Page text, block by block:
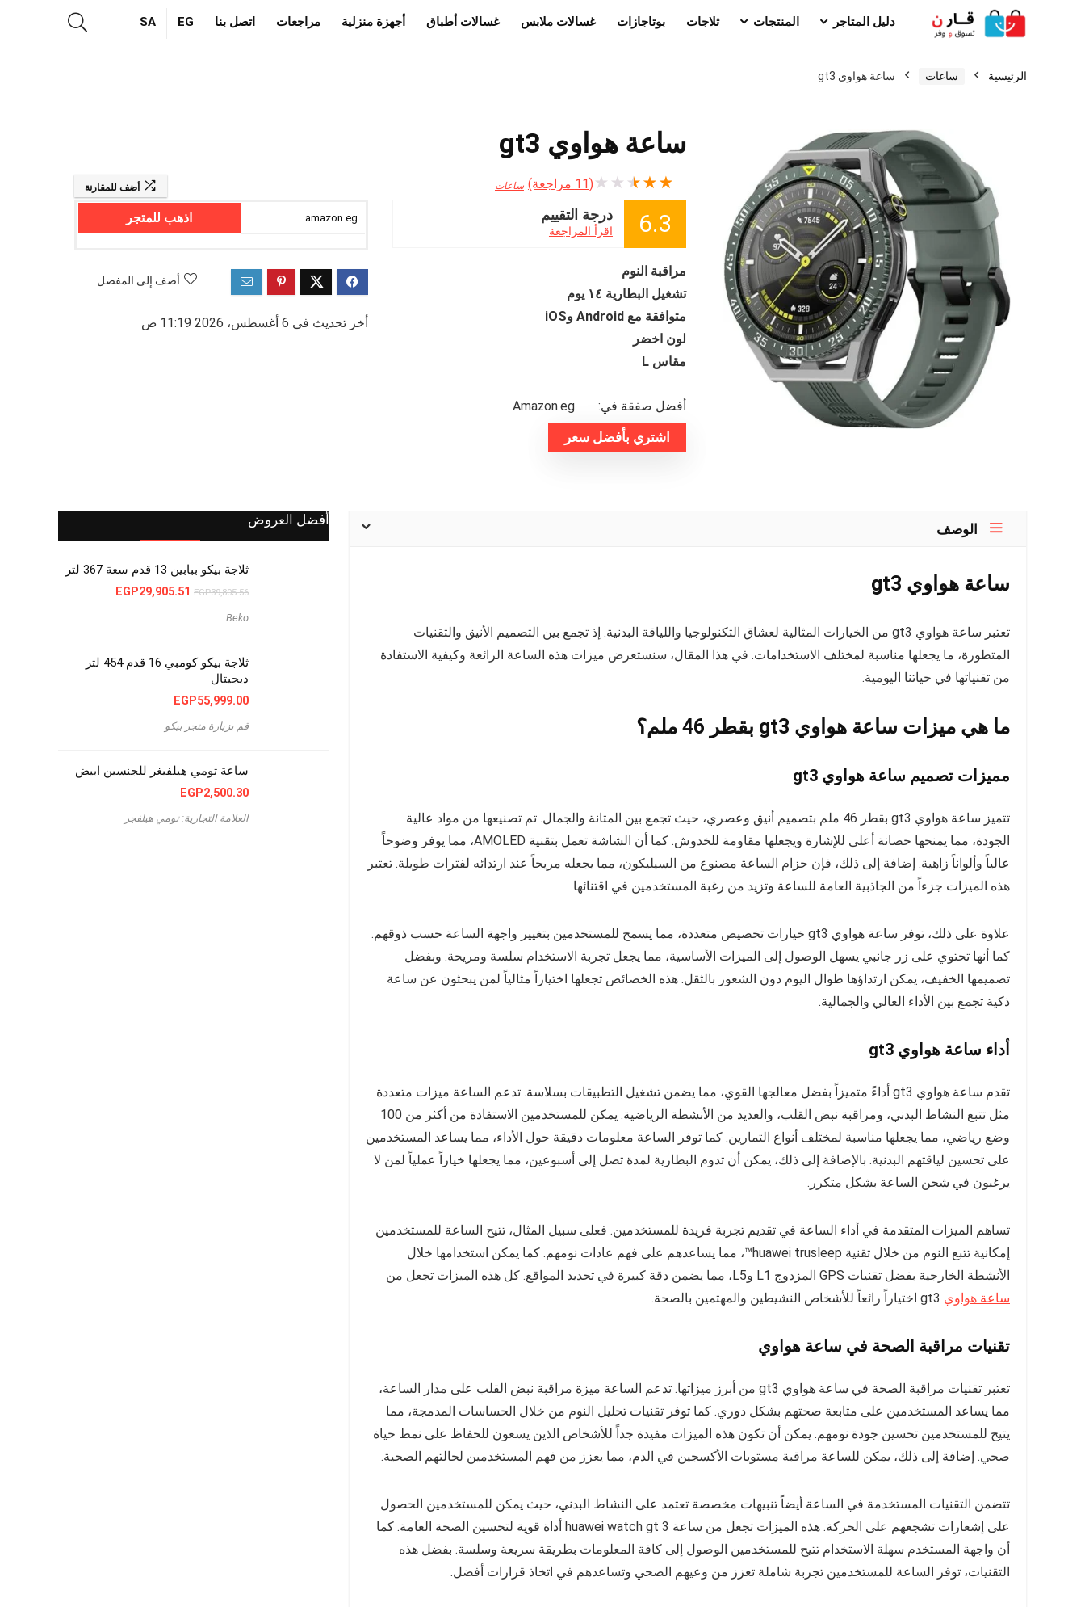
دليل المتاجر المنتجات ثلاجات بوتاجازات غسالات ملابس غسالات أطباق أجهزة منزلية مراجعات اتصل بنا EG
SA
الرئيسية ساعات ساعة هواوي gt3
ساعة هواوي gt3
★
★
★
★
★
(
11 مراجعة) ساعات أضف للمقارنة
6.3 درجة التقييم
اقرأ المراجعة
مراقبة النوم
تشغيل البطارية ١٤ يوم
متوافقة مع Android وiOS
لون اخضر
مقاس L
أفضل صفقة في: amazon.eg
اشتري بأفضل سعر
اذهب للمتجر
أضف إلى المفضل
أخر تحديث فى 6 أغسطس، 2026 11:19 ص
الوصف
ساعة هواوي gt3
تعتبر ساعة هواوي gt3 من الخيارات المثالية لعشاق التكنولوجيا واللياقة البدنية. إذ تجمع بين التصميم الأنيق والتقنيات
المتطورة، ما يجعلها مناسبة لمختلف الاستخدامات. في هذا المقال، سنستعرض ميزات هذه الساعة الرائعة وكيفية الاستفادة
من تقنياتها في حياتنا اليومية.
ما هي ميزات ساعة هواوي gt3 بقطر 46 ملم؟
مميزات تصميم ساعة هواوي gt3
تتميز ساعة هواوي gt3 بقطر 46 ملم بتصميم أنيق وعصري، حيث تجمع بين المتانة والجمال. تم تصنيعها من مواد عالية
الجودة، مما يمنحها حصانة أعلى للإشارة ويجعلها مقاومة للخدوش. كما أن الشاشة تعمل بتقنية AMOLED، مما يوفر وضوحاً
عالياً وألواناً زاهية. إضافة إلى ذلك، فإن حزام الساعة مصنوع من السيليكون، مما يجعله مريحاً عند ارتدائه لفترات طويلة. تعتبر
هذه الميزات جزءاً من الجاذبية العامة للساعة وتزيد من رغبة المستخدمين في اقتنائها.
علاوة على ذلك، توفر ساعة هواوي gt3 خيارات تخصيص متعددة، مما يسمح للمستخدمين بتغيير واجهة الساعة حسب ذوقهم.
كما أنها تحتوي على زر جانبي يسهل الوصول إلى الميزات الأساسية، مما يجعل تجربة الاستخدام سلسة ومريحة. وبفضل
تصميمها الخفيف، يمكن ارتداؤها طوال اليوم دون الشعور بالثقل. هذه الخصائص تجعلها اختياراً مثالياً لمن يبحثون عن ساعة
ذكية تجمع بين الأداء العالي والجمالية.
أداء ساعة هواوي gt3
تقدم ساعة هواوي gt3 أداءً متميزاً بفضل معالجها القوي، مما يضمن تشغيل التطبيقات بسلاسة. تدعم الساعة ميزات متعددة
مثل تتبع النشاط البدني، ومراقبة نبض القلب، والعديد من الأنشطة الرياضية. يمكن للمستخدمين الاستفادة من أكثر من 100
وضع رياضي، مما يجعلها مناسبة لمختلف أنواع التمارين. كما توفر الساعة معلومات دقيقة حول الأداء، مما يساعد المستخدمين
على تحسين لياقتهم البدنية. بالإضافة إلى ذلك، يمكن أن تدوم البطارية لمدة تصل إلى أسبوعين، مما يجعلها خياراً عملياً لمن لا
يرغبون في شحن الساعة بشكل متكرر.
تساهم الميزات المتقدمة في أداء الساعة في تقديم تجربة فريدة للمستخدمين. فعلى سبيل المثال، تتيح الساعة للمستخدمين
إمكانية تتبع النوم من خلال تقنية huawei trusleep™، مما يساعدهم على فهم عادات نومهم. كما يمكن استخدامها خلال
الأنشطة الخارجية بفضل تقنيات GPS المزدوج L1 وL5، مما يضمن دقة كبيرة في تحديد المواقع. كل هذه الميزات تجعل من
ساعة هواوي
تقنيات مراقبة الصحة في ساعة هواوي
تعتبر تقنيات مراقبة الصحة في ساعة هواوي gt3 من أبرز ميزاتها. تدعم الساعة ميزة مراقبة نبض القلب على مدار الساعة،
مما يساعد المستخدمين على متابعة صحتهم بشكل دوري. كما توفر تقنيات تحليل النوم من خلال الحساسات المدمجة، مما
يتيح للمستخدمين تحسين جودة نومهم. يمكن أن تكون هذه الميزات مفيدة جداً للأشخاص الذين يسعون للحفاظ على نمط حياة
صحي. إضافة إلى ذلك، يمكن للساعة مراقبة مستويات الأكسجين في الدم، مما يعزز من فهم المستخدمين لحالتهم الصحية.
تتضمن التقنيات المستخدمة في الساعة أيضاً تنبيهات مخصصة تعتمد على النشاط البدني، حيث يمكن للمستخدمين الحصول
على إشعارات تشجعهم على الحركة. هذه الميزات تجعل من ساعة huawei watch gt 3 أداة قوية لتحسين الصحة العامة. كما
أن واجهة المستخدم سهلة الاستخدام تتيح للمستخدمين الوصول إلى كافة المعلومات بطريقة سريعة وسلسة. بفضل هذه
التقنيات، توفر الساعة للمستخدمين تجربة شاملة تعزز من وعيهم الصحي وتساعدهم في اتخاذ قرارات أفضل.
أفضل العروض
ثلاجة بيكو ببابين 13 قدم سعة 367 لتر
EGP39,805.56
السعر
EGP29,905.51
Beko
ثلاجة بيكو كومبي 16 قدم 454 لتر
ديجيتال
EGP55,999.00
قم بزيارة متجر بيكو
ساعة تومي هيلفيغر للجنسين ابيض
EGP2,500.30
العلامة التجارية: تومي هيلفجر